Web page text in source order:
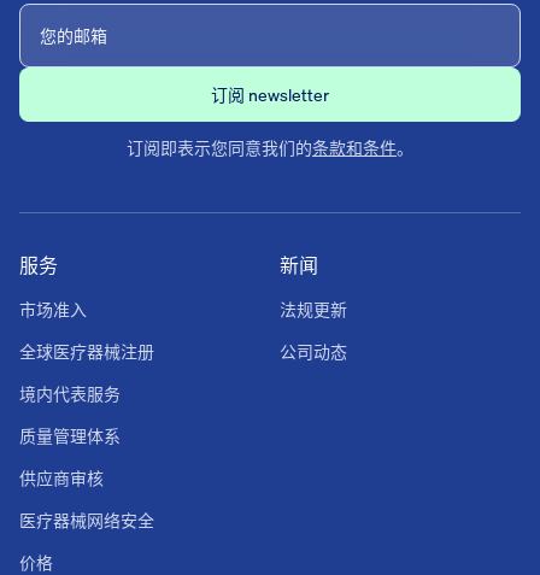
订阅即表示您同意我们的条款和条件。
新闻
法规更新
公司动态
服务
市场准入
全球医疗器械注册
境内代表服务
质量管理体系
供应商审核
医疗器械网络安全
价格